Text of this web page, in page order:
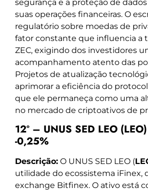
segurança e a proteção de
suas operações financeiras. O
regulatório sobre moedas de
fator constante que influencia a
ZEC, exigindo dos investidores
acompanhamento atento das
Projetos de atualização
aprimorar a eficiência do
que ele permaneça como uma
no mercado de criptoativos de
12º – UNUS SED LEO
-0,25%
Descrição: O UNUS SED LEO (
utilidade do ecossistema iFinex,
exchange Bitfinex. O ativo está